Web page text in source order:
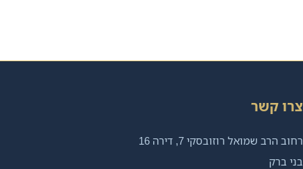
צרו קשר
רחוב הרב שמואל רוזובסקי 7, דירה 16
בני ברק